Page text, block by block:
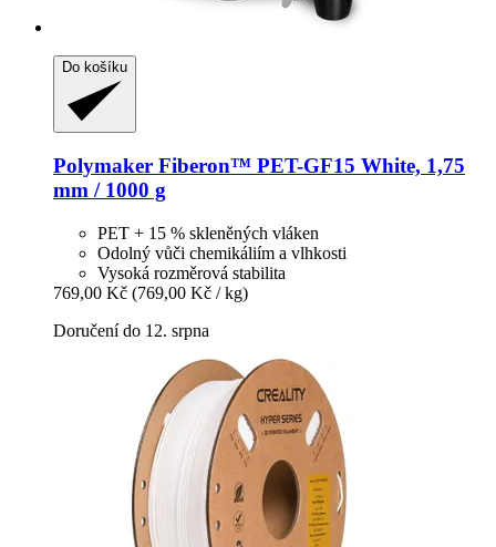
Do košíku
Polymaker Fiberon™ PET-​GF15 White, 1,75
mm / 1000 g
PET + 15 % skleněných vláken
Odolný vůči chemikáliím a vlhkosti
Vysoká rozměrová stabilita
769,00 Kč (769,00 Kč / kg)
Doručení do 12. srpna